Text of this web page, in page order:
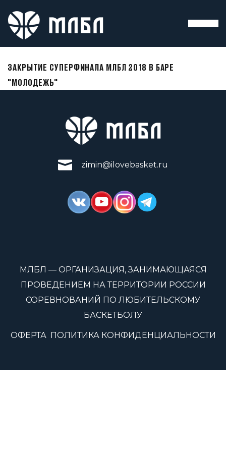
ЗАКРЫТИЕ СУПЕРФИНАЛА МЛБЛ 2018 В БАРЕ
"МОЛОДЕЖЬ"
zimin@ilovebasket.ru
МЛБЛ — ОРГАНИЗАЦИЯ, ЗАНИМАЮЩАЯСЯ
ПРОВЕДЕНИЕМ НА ТЕРРИТОРИИ РОССИИ
СОРЕВНОВАНИЙ ПО ЛЮБИТЕЛЬСКОМУ
БАСКЕТБОЛУ
ОФЕРТА ПОЛИТИКА КОНФИДЕНЦИАЛЬНОСТИ